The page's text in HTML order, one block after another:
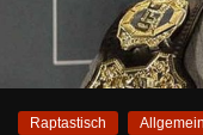
Raptastisch Allgemein